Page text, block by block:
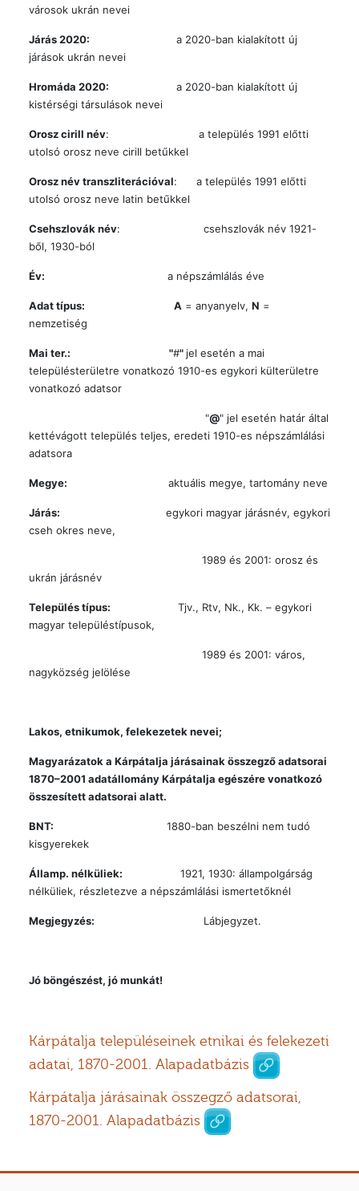
városok ukrán nevei
Járás 2020: a 2020-ban kialakított új
járások ukrán nevei
Hromáda 2020: a 2020-ban kialakított új
kistérségi társulások nevei
Orosz cirill név: a település 1991 előtti
utolsó orosz neve cirill betűkkel
Orosz név transzliterációval: a település 1991 előtti
utolsó orosz neve latin betűkkel
Csehszlovák név: csehszlovák név 1921-
ből, 1930-ból
Év: a népszámlálás éve
Adat típus: A= anyanyelv, N =
nemzetiség
Mai ter.: "#" jel esetén a mai
településterületre vonatkozó 1910-es egykori külterületre
vonatkozó adatsor
"@" jel esetén határ által
kettévágott település teljes, eredeti 1910-es népszámlálási
adatsora
Megye: aktuális megye, tartomány neve
Járás: egykori magyar járásnév, egykori
cseh okres neve,
1989 és 2001: orosz és
ukrán járásnév
Település típus: Tjv., Rtv, Nk., Kk. – egykori
magyar településtípusok,
1989 és 2001: város,
nagyközség jelölése
Lakos, etnikumok, felekezetek nevei;
Magyarázatok a Kárpátalja járásainak összegző adatsorai
1870–2001 adatállomány Kárpátalja egészére vonatkozó
összesített adatsorai alatt.
BNT: 1880-ban beszélni nem tudó
kisgyerekek
Államp. nélküliek: 1921, 1930: állampolgárság
nélküliek, részletezve a népszámlálási ismertetőknél
Megjegyzés: Lábjegyzet.
Jó böngészést, jó munkát!
Kárpátalja településeinek etnikai és felekezeti
adatai, 1870-2001. Alapadatbázis
Kárpátalja járásainak összegző adatsorai,
1870-2001. Alapadatbázis